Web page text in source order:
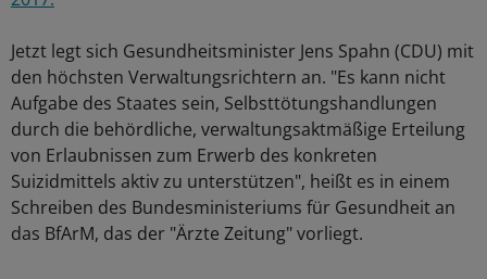
Jetzt legt sich Gesundheitsminister Jens Spahn (CDU) mit
den höchsten Verwaltungsrichtern an. "Es kann nicht
Aufgabe des Staates sein, Selbsttötungshandlungen
durch die behördliche, verwaltungsaktmäßige Erteilung
von Erlaubnissen zum Erwerb des konkreten
Suizidmittels aktiv zu unterstützen", heißt es in einem
Schreiben des Bundesministeriums für Gesundheit an
das BfArM, das der "Ärzte Zeitung" vorliegt.